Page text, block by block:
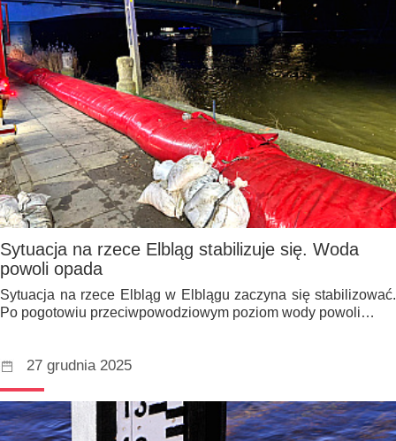
Sytuacja na rzece Elbląg stabilizuje się. Woda
powoli opada
Sytuacja na rzece Elbląg w Elblągu zaczyna się stabilizować.
Po pogotowiu przeciwpowodziowym poziom wody powoli…
27 grudnia 2025